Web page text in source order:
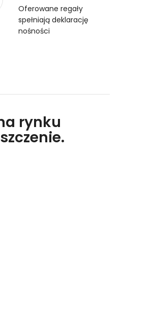
Oferowane regały
spełniają deklarację
nośności
rynku